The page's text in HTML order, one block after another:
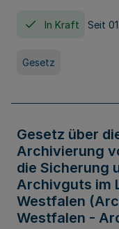
In Kraft Seit
Gesetz
Gesetz über
Archivierung
die Sicherung
Archivguts im
Westfalen
Westfalen -